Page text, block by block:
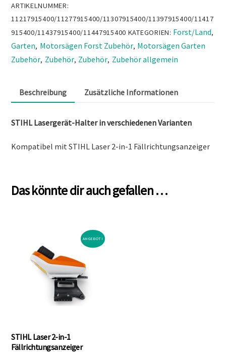
ARTIKELNUMMER:
11217915400/11277915400/11307915400/11397915400/11417
915400/11437915400/11447915400 KATEGORIEN: Forst/Land,
Garten, Motorsägen Forst Zubehör, Motorsägen Garten
Zubehör, Zubehör, Zubehör, Zubehör allgemein
Beschreibung Zusätzliche Informationen
STIHL Lasergerät-Halter in verschiedenen Varianten
Kompatibel mit STIHL Laser 2-in-1 Fällrichtungsanzeiger
Das könnte dir auch gefallen …
ANGEBOT!
STIHL Laser 2-in-1
Fällrichtungsanzeiger